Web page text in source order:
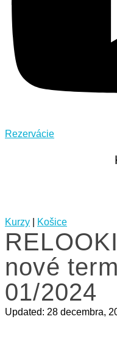
Rezervácie
Kurzy Košice
nové
01/2024
Updated: 28 decembra,